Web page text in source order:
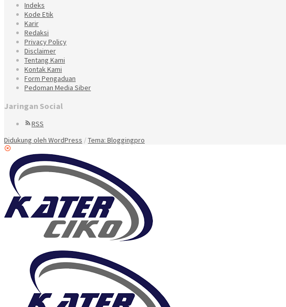
Indeks
Kode Etik
Karir
Redaksi
Privacy Policy
Disclaimer
Tentang Kami
Kontak Kami
Form Pengaduan
Pedoman Media Siber
Jaringan Social
RSS
Didukung oleh WordPress /Tema: Bloggingpro